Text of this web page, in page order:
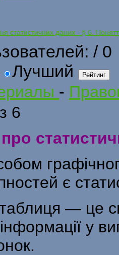
статистичних даних - § 6.
/ 0
Лучший
-
6
є
— це
у